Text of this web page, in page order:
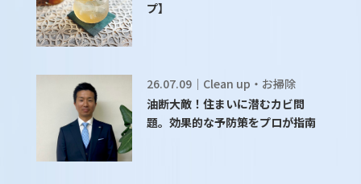
プ】
26.07.09｜Clean up・お掃除
油断大敵！住まいに潜むカビ問
題。効果的な予防策をプロが指南